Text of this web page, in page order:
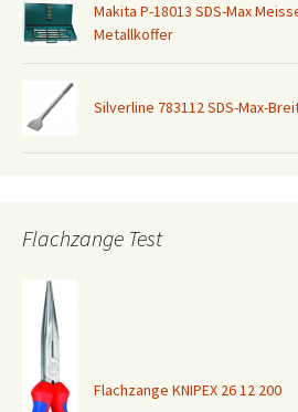
Makita P-18013 SDS-Max
Metallkoffer
Silverline 783112 SDS-Max-
Flachzange Test
Flachzange KNIPEX 26 12 200